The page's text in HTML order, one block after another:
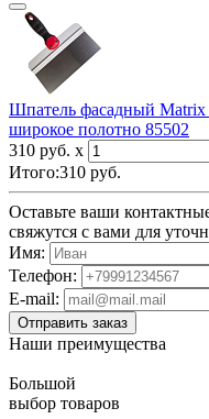
Шпатель фасадный Matrix
широкое полотно 85502
310 руб. x
Итого:310 руб.
Оставьте ваши
свяжутся с вами для
Имя:
Телефон:
E-mail:
Наши преимущества
Большой
выбор товаров